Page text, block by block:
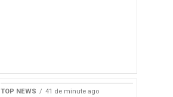
TOP NEWS 41 de minute ago